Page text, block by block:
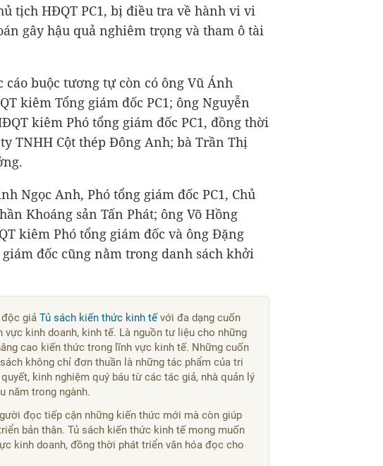
tịch HĐQT PC1, bị điều tra về hành vi vi
gây hậu quả nghiêm trọng và tham ô tài
cáo buộc tương tự còn có ông Vũ Ánh
kiêm Tổng giám đốc PC1; ông Nguyễn
kiêm Phó tổng giám đốc PC1, đồng thời
TNHH Cột thép Đông Anh; bà Trần Thị
Ngọc Anh, Phó tổng giám đốc PC1, Chủ
Khoáng sản Tấn Phát; ông Võ Hồng
kiêm Phó tổng giám đốc và ông Đặng
đốc cũng nằm trong danh sách khởi
giả Tủ sách kiến thức kinh tếvới đa dạng cuốn
vực kinh doanh, kinh tế. Là nguồn tư liệu cho những
cao kiến thức trong lĩnh vực kinh tế. Những cuốn
không chỉ đơn thuần là những tác phẩm của tri
kinh nghiệm quý báu từ các tác giả, nhà quản lý
năm trong ngành.
đọc tiếp cận những kiến thức mới mà còn giúp
bản thân. Tủ sách kiến thức kinh tế mong muốn
kinh doanh, đồng thời phát triển văn hóa đọc cho